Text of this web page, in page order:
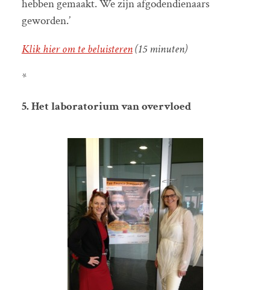
hebben gemaakt. We zijn afgodendienaars
geworden.’
Klik hier om te beluisteren(15 minuten)
*
5. Het laboratorium van overvloed